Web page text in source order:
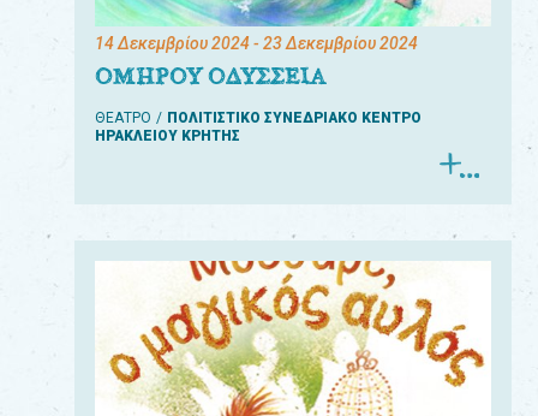
14 Δεκεμβρίου 2024- 23 Δεκεμβρίου 2024
ΟΜΗΡΟΥ ΟΔΥΣΣΕΙΑ
ΘΕΑΤΡΟ
ΠΟΛΙΤΙΣΤΙΚΟ ΣΥΝΕΔΡΙΑΚΟ ΚΕΝΤΡΟ
ΗΡΑΚΛΕΙΟΥ ΚΡΗΤΗΣ